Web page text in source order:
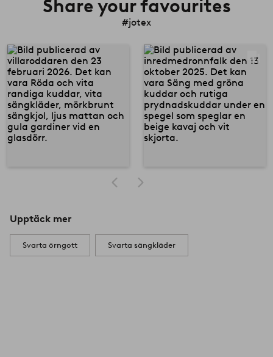
Share your favourites
#jotex
Upptäck mer
Svarta örngott Svarta sängkläder